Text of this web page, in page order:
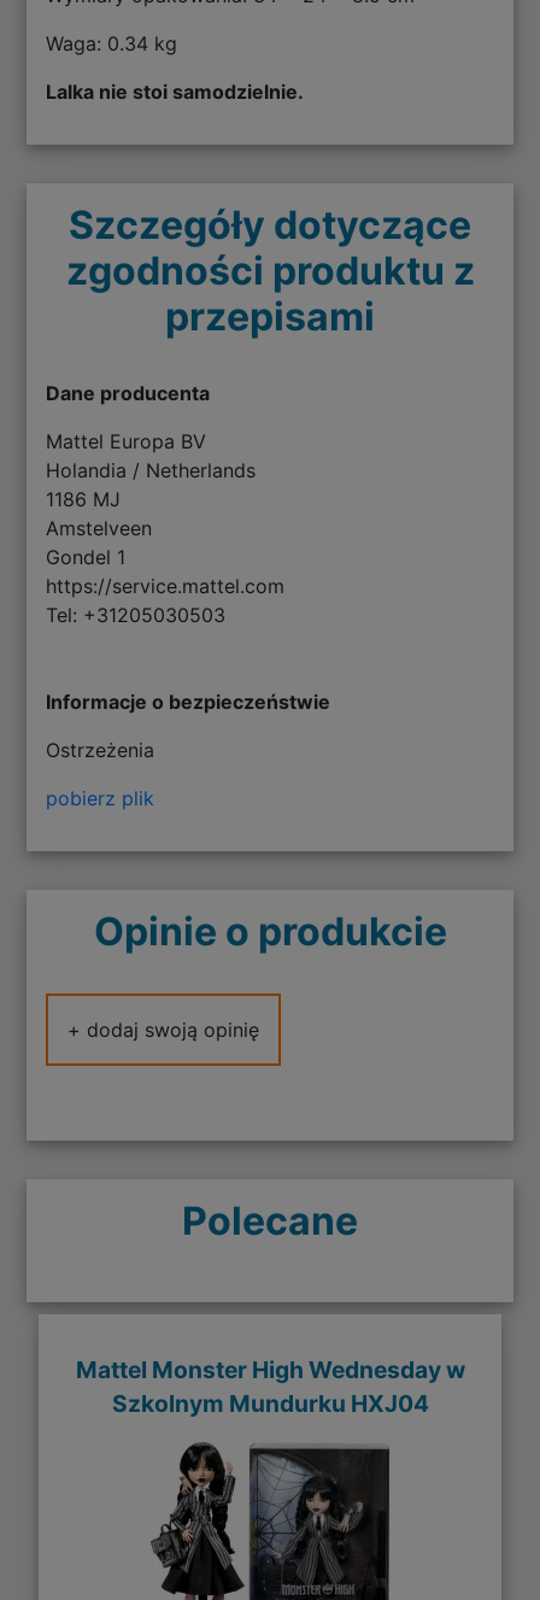
Waga: 0.34 kg
Lalka nie stoi samodzielnie.
Szczegóły dotyczące
zgodności produktu z
przepisami
Dane producenta
Mattel Europa BV
Holandia / Netherlands
1186 MJ
Amstelveen
Gondel 1
https://service.mattel.com
Tel: +31205030503
Informacje o bezpieczeństwie
Ostrzeżenia
pobierz plik
Opinie o produkcie
+ dodaj swoją opinię
Polecane
Mattel Monster High Wednesday w
Szkolnym Mundurku HXJ04